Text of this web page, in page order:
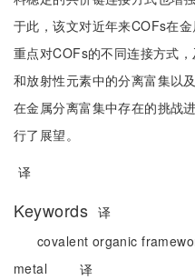
于此，该文对近年来COFs在
重点对COFs的不同连接方式
和放射性元素中的分离富集以
在金属分离富集中存在的挑战
行了展望。
译
Keywords 译
covalent organic
metal
译